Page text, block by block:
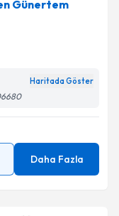
ile
ilişkinAydınlatma
Günertem
Haritada Göster
Daha Fazla